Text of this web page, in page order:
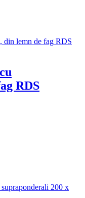
RDS